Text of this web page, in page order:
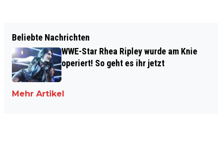
Beliebte Nachrichten
WWE-Star Rhea Ripley wurde am Knie
operiert! So geht es ihr jetzt
Mehr Artikel